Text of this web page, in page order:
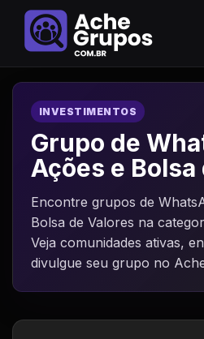
INVESTIMENTOS
Grupo de
Ações e Bolsa
Encontre grupos de
Bolsa de Valores na
Veja comunidades ativas,
divulgue seu grupo no